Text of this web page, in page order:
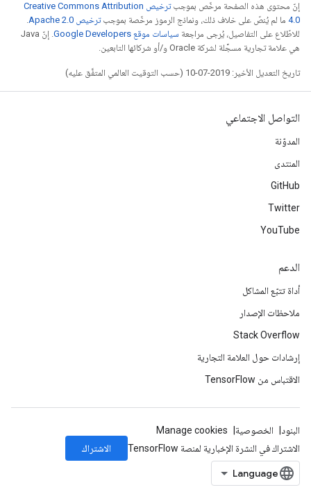
إنّ محتوى هذه الصفحة مرخّص بموجب
ترخيص Creative Commons Attribution
4.0‏ ما لم يُنصّ على خلاف ذلك، ونماذج الرموز مرخّصة بموجبترخيص Apache 2.0‏
.
للاطّلاع على التفاصيل، يُرجى مراجعة سياسات موقع Google Developers‏
. إنّ Java
هي علامة تجارية مسجَّلة لشركة Oracle و/أو شركائها التابعين.
تاريخ التعديل الأخير: 2019-07-10 (حسب التوقيت العالمي المتفَّق عليه)
التواصل الاجتماعي
المدوّنة
المنتدى
GitHub
Twitter
YouTube
الدعم
أداة تتبّع المشاكل
ملاحظات الإصدار
Stack Overflow
إرشادات حول العلامة التجارية
الاقتباس من TensorFlow
البنود الخصوصية
Manage cookies
الاشتراك في النشرة الإخبارية لمنصة TensorFlow
الاشتراك